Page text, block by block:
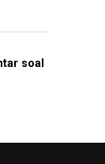
soal